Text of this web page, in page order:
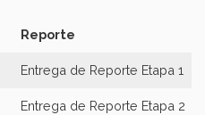
Reporte
Entrega de Reporte Etapa 1
Entrega de Reporte Etapa 2